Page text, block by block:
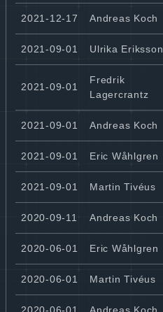
2021-12-17 Andreas Koch
2021-09-01 Ulrika Eriksson
2021-09-01
Fredrik
Lagercrantz
2021-09-01 Andreas Koch
2021-09-01 Eric Wåhlgren
2021-09-01 Martin Tivéus
2020-09-11 Andreas Koch
2020-06-01 Eric Wåhlgren
2020-06-01 Martin Tivéus